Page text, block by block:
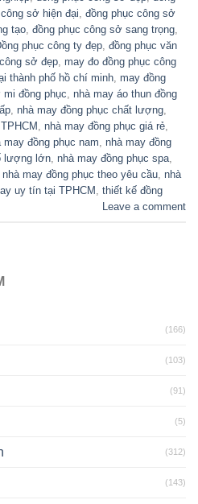
sở hiện đại đồng phục công sở
tạo đồng phục công sở sang trọng
phục công ty đẹp đồng phục văn
sở đẹp may đo đồng phục công
thành phố hồ chí minh may đồng
đồng phục
nhà may áo thun đồng
nhà may đồng phục chất lượng
nhà may đồng phục giá rẻ
may đồng phục nam nhà may đồng
lượng lớn nhà may đồng phục spa
nhà may đồng phục theo yêu cầu nhà
uy tín tại TPHCM
thiết kế đồng
Leave a comment
(166)
(103)
(91)
(5)
(312)
(143)